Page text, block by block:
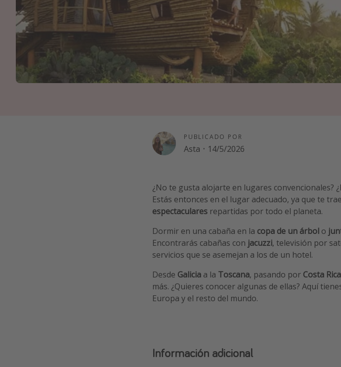
PUBLICADO POR
Asta · 14/5/2026
¿No te gusta alojarte en lugares convencionales?
Estás entonces en el lugar adecuado, ya que te
espectaculares repartidas por todo el planeta.
Dormir en una cabaña en la copa de un árbol o
Encontrarás cabañas con jacuzzi, televisión por
servicios que se asemejan a los de un hotel.
Desde Galicia a la Toscana, pasando por Costa Rica
más. ¿Quieres conocer algunas de ellas? Aquí
Europa y el resto del mundo.
Información adicional